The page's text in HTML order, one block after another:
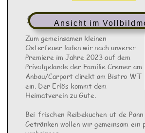
Ansicht im
Ostersamstag 19.04.2025 ab
Zum gemeinsamen kleinen
Osterfeuer laden wir nach unserer
Premiere im Jahre 2023 auf dem
Privatgelände der Familie Cremer am
Anbau/Carport direkt am Bistro WT
ein. Der Erlös kommt dem
Heimatverein zu Gute.
Bei frischen Reibekuchen ut de
Getränken wollen wir gemeinsam ein